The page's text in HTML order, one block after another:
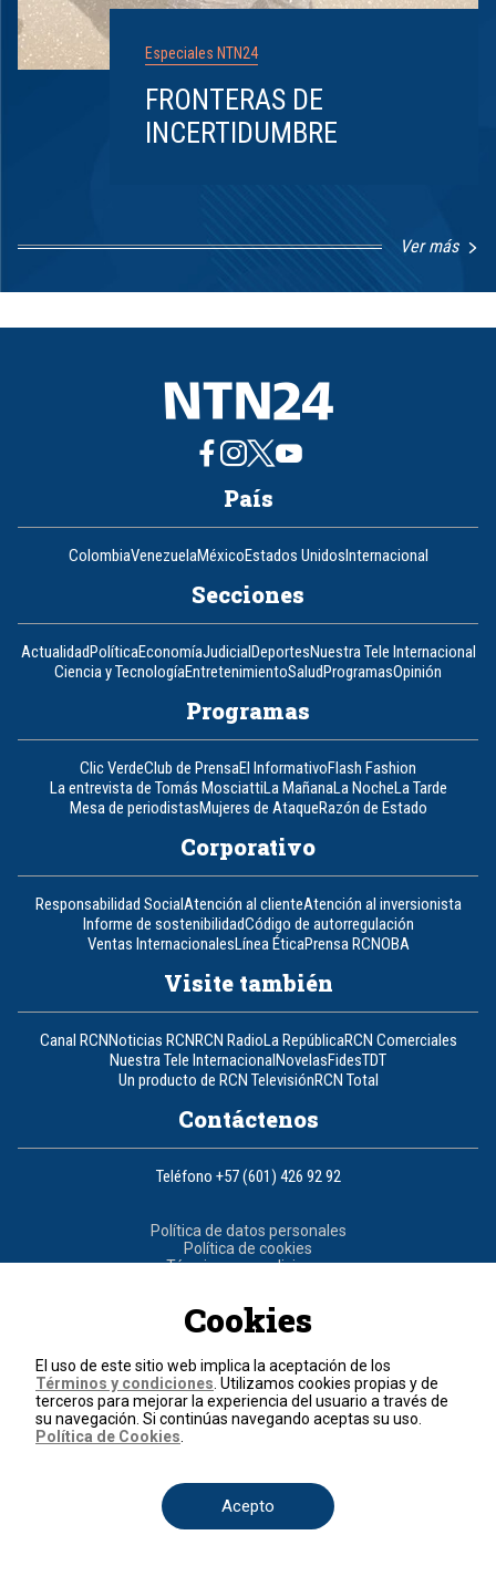
Especiales NTN24
FRONTERAS DE
INCERTIDUMBRE
Ver más
1
8
País
ColombiaVenezuelaMéxicoEstados UnidosInternacional
Secciones
ActualidadPolíticaEconomíaJudicialDeportesNuestra Tele Internacional
Ciencia y TecnologíaEntretenimientoSaludProgramasOpinión
Programas
Clic VerdeClub de PrensaEl InformativoFlash Fashion
La entrevista de Tomás MosciattiLa MañanaLa NocheLa Tarde
Mesa de periodistasMujeres de AtaqueRazón de Estado
Corporativo
Responsabilidad SocialAtención al clienteAtención al inversionista
Informe de sostenibilidadCódigo de autorregulación
Ventas InternacionalesLínea ÉticaPrensa RCNOBA
Visite también
Canal RCNNoticias RCNRCN RadioLa RepúblicaRCN Comerciales
Nuestra Tele InternacionalNovelasFidesTDT
Un producto de RCN TelevisiónRCN Total
Contáctenos
Teléfono +57 (601) 426 92 92
Política de datos personales
Política de cookies
Términos y condiciones
© 2026, RCN Medios.
Todos los derechos reservados.
Cookies
El uso de este sitio web implica la aceptación de los
Términos y condiciones . Utilizamos cookies propias y de
terceros para mejorar la experiencia del usuario a través de
su navegación. Si continúas navegando aceptas su uso.
Política de Cookies
Acepto